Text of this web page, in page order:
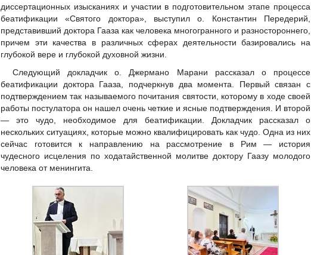
диссертационных изысканиях и участии в подготовительном этапе процесса
беатификации «Святого доктора», выступил о. Константин Передерий,
представивший доктора Гааза как человека многогранного и разностороннего,
причем эти качества в различных сферах деятельности базировались на
глубокой вере и глубокой духовной жизни.
Следующий докладчик о. Джермано Марани рассказал о процессе
беатификации доктора Гааза, подчеркнув два момента. Первый связан с
подтверждением так называемого почитания святости, которому в ходе своей
работы постулатора он нашел очень четкие и ясные подтверждения. И второй
— это чудо, необходимое для беатификации. Докладчик рассказал о
нескольких ситуациях, которые можно квалифицировать как чудо. Одна из них
сейчас готовится к направлению на рассмотрение в Рим — история
чудесного исцеления по ходатайственной молитве доктору Гаазу молодого
человека от менингита.